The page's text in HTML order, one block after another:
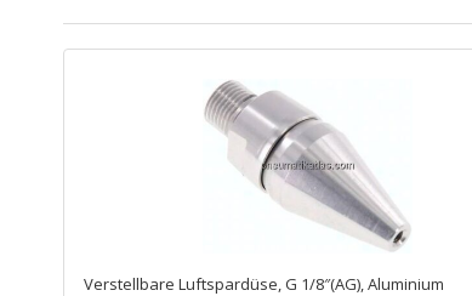
Verstellbare Luftspardüse, G 1/8″(AG), Aluminium